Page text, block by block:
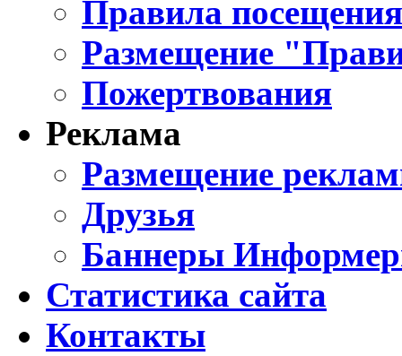
Правила
Размещение
Пожертвования
Реклама
Размещение
Друзья
Баннеры
Статистика сайта
Контакты